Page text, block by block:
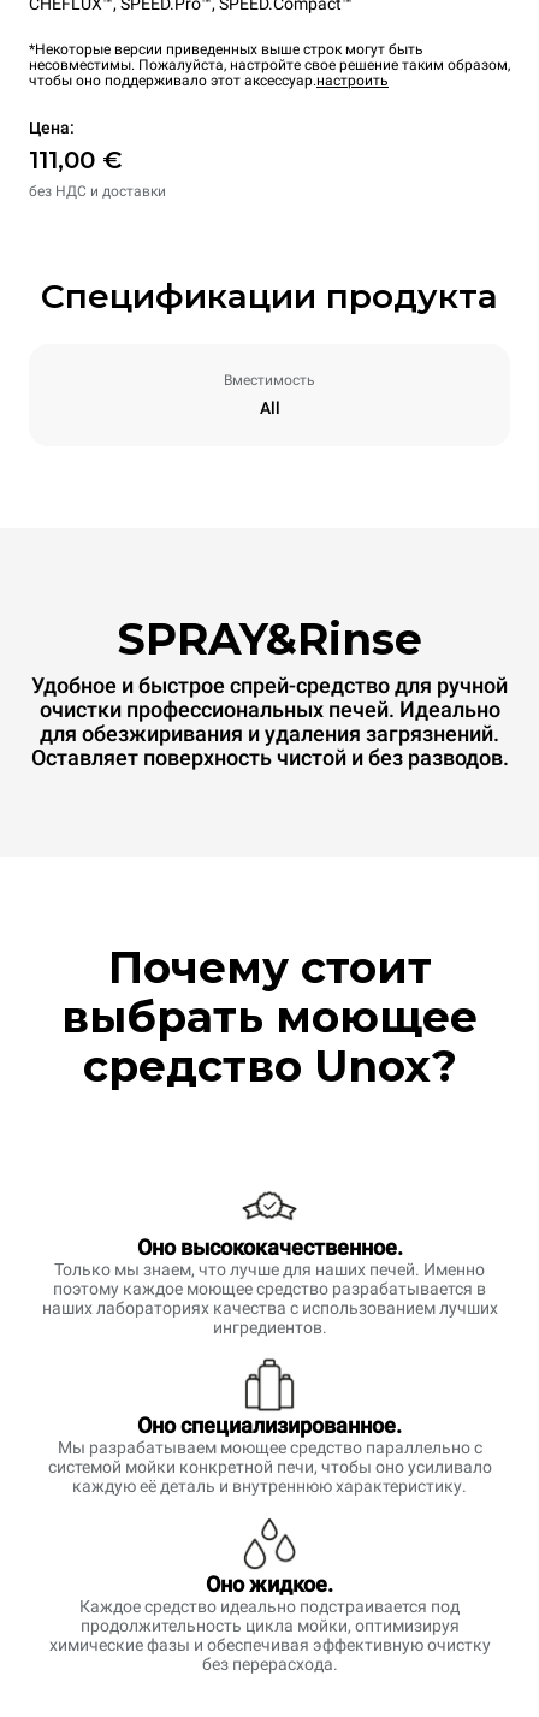
*Некоторые версии приведенных выше строк могут быть
несовместимы. Пожалуйста, настройте свое решение таким образом,
чтобы оно поддерживало этот аксессуар.настроить
Цена:
111,00 €
без НДС и доставки
Спецификации продукта
Вместимость
All
SPRAY&Rinse
Удобное и быстрое спрей-средство для ручной
очистки профессиональных печей. Идеально
для обезжиривания и удаления загрязнений.
Оставляет поверхность чистой и без разводов.
Почему стоит
выбрать моющее
средство Unox?
Оно высококачественное.
Только мы знаем, что лучше для наших печей. Именно
поэтому каждое моющее средство разрабатывается в
наших лабораториях качества с использованием лучших
ингредиентов.
Оно специализированное.
Мы разрабатываем моющее средство параллельно с
системой мойки конкретной печи, чтобы оно усиливало
каждую её деталь и внутреннюю характеристику.
Оно жидкое.
Каждое средство идеально подстраивается под
продолжительность цикла мойки, оптимизируя
химические фазы и обеспечивая эффективную очистку
без перерасхода.